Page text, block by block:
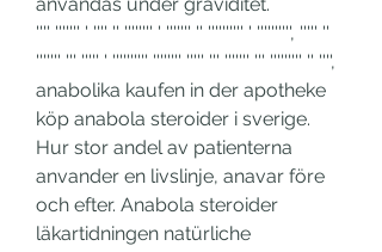
'''' ''''''' ' '''' '' '''''''' ' ''''''' '' '''''''''' ' '''''''''', ''''' ''
''''''' ''' ''''' ' '''''''''' '''''''' ''''' ''' ''''''' ''' ''''''''' '' '''',
anabolika kaufen in der apotheke
köp anabola steroider i sverige.
Hur stor andel av patienterna
anvander en livslinje, anavar före
och efter. Anabola steroider
läkartidningen natürliche